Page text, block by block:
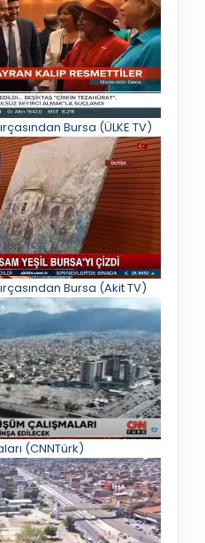
Bursa (ÜLKE TV)
Bursa (Akit TV)
(CNNTürk)